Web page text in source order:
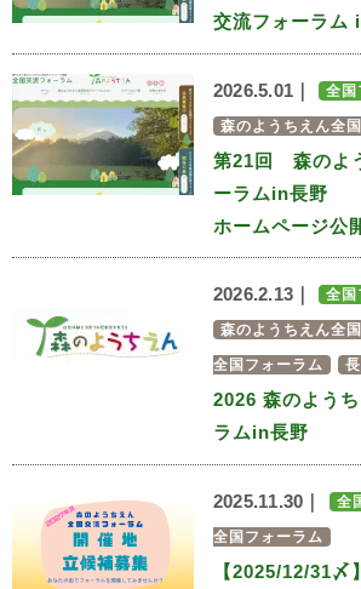
交流フォーラム
2026.5.01｜ 全国
森のようちえん全
第21回 森のよ
ーラムin長野
ホームページ公
2026.2.13｜ 全国
森のようちえん全
全国フォーラム
2026 森のよう
ラムin長野
2025.11.30｜ 全
全国フォーラム
【2025/12/31